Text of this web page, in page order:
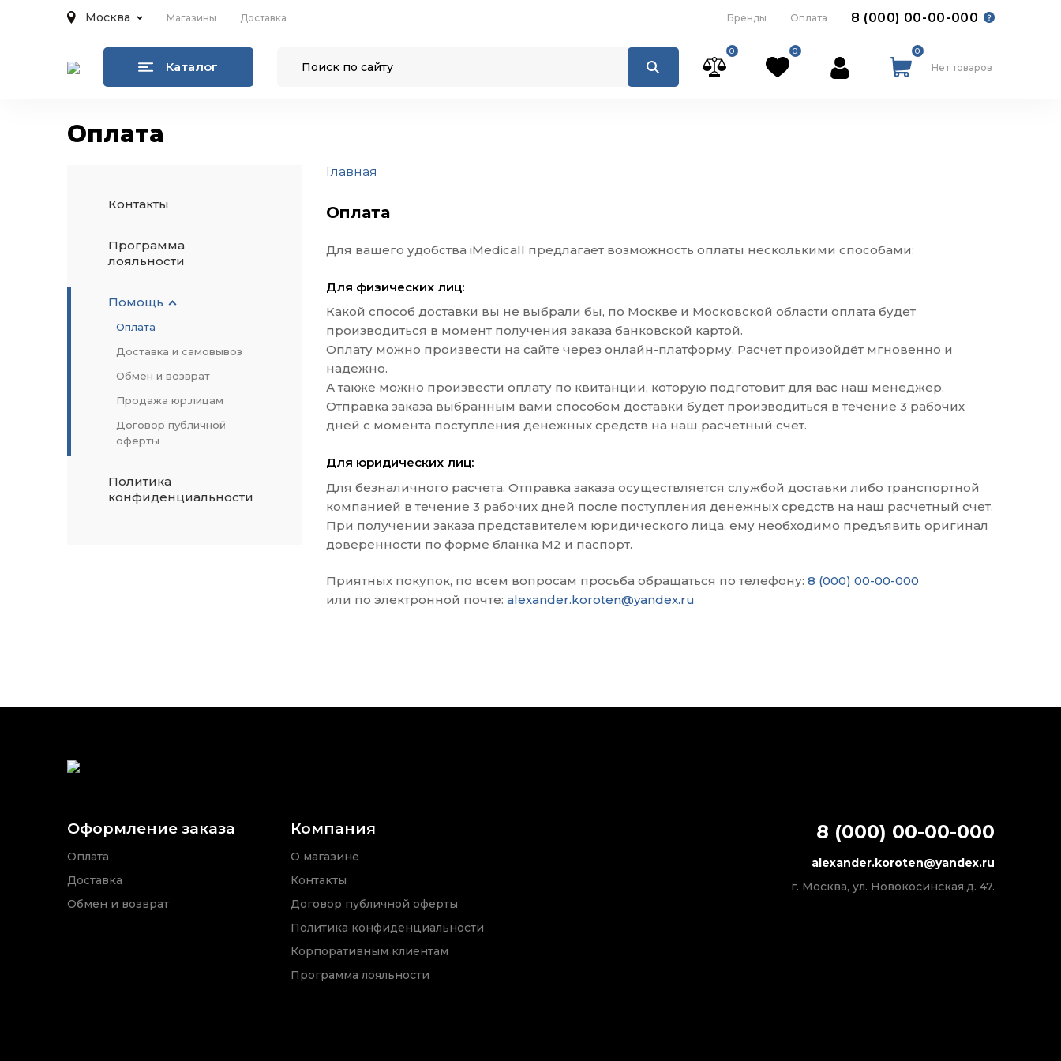
Москва Магазины Доставка Бренды Оплата 8 (000) 00-00-000
Каталог
0 0 0
Нет товаров
Оплата
Контакты
Программа
лояльности
Помощь
Оплата
Доставка и самовывоз
Обмен и возврат
Продажа юр.лицам
Договор публичной
оферты
Политика
конфиденциальности
Главная
Оплата
Для вашего удобства iMedicall предлагает возможность оплаты несколькими способами:
Для физических лиц:
Какой способ доставки вы не выбрали бы, по Москве и Московской области оплата будет
производиться в момент получения заказа банковской картой.
Оплату можно произвести на сайте через онлайн-платформу. Расчет произойдёт мгновенно и
надежно.
А также можно произвести оплату по квитанции, которую подготовит для вас наш менеджер.
Отправка заказа выбранным вами способом доставки будет производиться в течение 3 рабочих
дней с момента поступления денежных средств на наш расчетный счет.
Для юридических лиц:
Для безналичного расчета. Отправка заказа осуществляется службой доставки либо транспортной
компанией в течение 3 рабочих дней после поступления денежных средств на наш расчетный счет.
При получении заказа представителем юридического лица, ему необходимо предъявить оригинал
доверенности по форме бланка М2 и паспорт.
Приятных покупок, по всем вопросам просьба обращаться по телефону: 8 (000) 00-00-000
или по электронной почте: alexander.koroten@yandex.ru
Оформление заказа
Оплата
Доставка
Обмен и возврат
Компания
О магазине
Контакты
Договор публичной оферты
Политика конфиденциальности
Корпоративным клиентам
Программа лояльности
8 (000) 00-00-000
alexander.koroten@yandex.ru
г. Москва, ул. Новокосинская,д. 47.